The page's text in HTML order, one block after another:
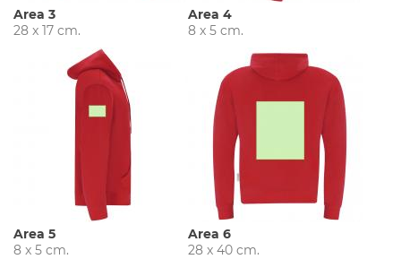
Area 3
28 x 17 cm.
Area 4
8 x 5 cm.
Area 5
8 x 5 cm.
Area 6
28 x 40 cm.